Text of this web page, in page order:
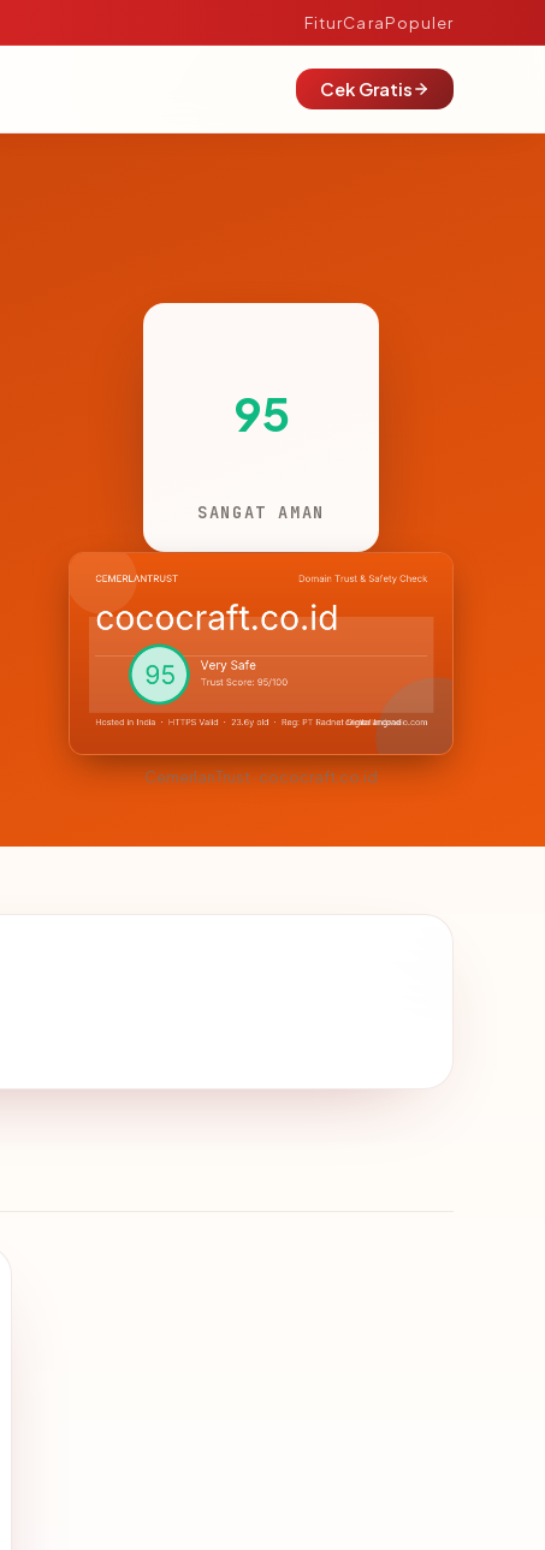
FiturCaraPopuler
Cek Gratis
95
SANGAT AMAN
CemerlanTrust · cococraft.co.id